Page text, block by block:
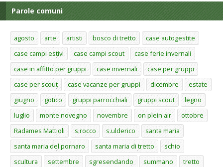
Parole comuni
agosto arte artisti bosco di tretto
case autogestite
case campi estivi
case campi scout
case ferie invernali
case in affitto per gruppi
case invernali
case per gruppi
case per scout
case vacanze per gruppi dicembre
estate
giugno
gotico gruppi parrocchiali gruppi scout
legno
luglio
monte novegno novembre on plein air
ottobre
Radames Mattioli
s.rocco s.ulderico
santa maria
santa maria del pornaro
santa maria di tretto
schio
scultura
settembre sgresendando summano
tretto